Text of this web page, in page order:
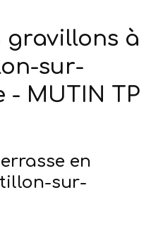
gravillons à
sur-
MUTIN TP
en
sur-